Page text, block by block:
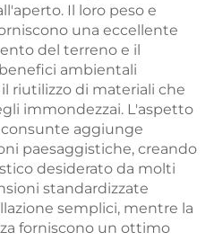
Il loro peso e
una eccellente
del terreno e il
ambientali
riutilizzo di materiali che
immondezzai. L'aspetto
aggiunge
paesaggistiche, creando
desiderato da molti
standardizzate
semplici, mentre la
forniscono un ottimo